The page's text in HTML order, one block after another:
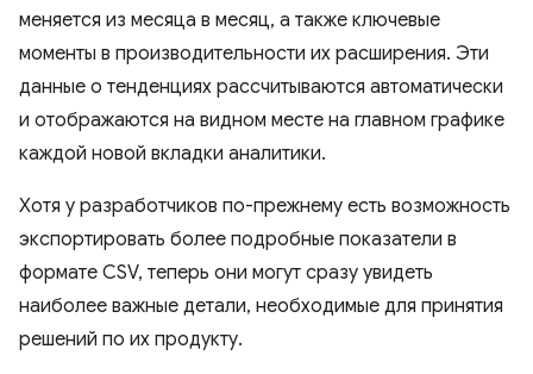
меняется из месяца в месяц, а также ключевые
моменты в производительности их расширения. Эти
данные о тенденциях рассчитываются автоматически
и отображаются на видном месте на главном графике
каждой новой вкладки аналитики.
Хотя у разработчиков по-прежнему есть возможность
экспортировать более подробные показатели в
формате CSV, теперь они могут сразу увидеть
наиболее важные детали, необходимые для принятия
решений по их продукту.